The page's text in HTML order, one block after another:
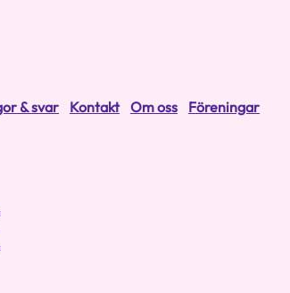
& svar Kontakt Om oss Föreningar